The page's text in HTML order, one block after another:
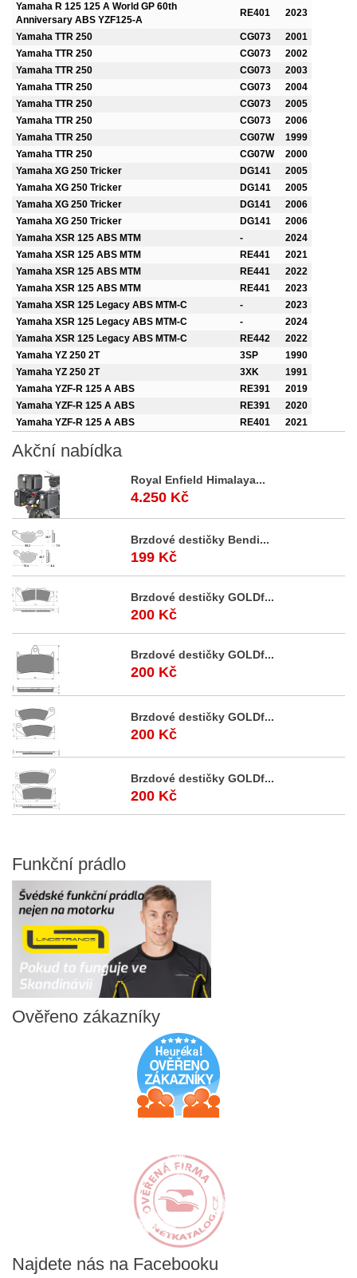
Yamaha R 125 125 A World GP 60th
Anniversary ABS YZF125-A
RE401 2023
Yamaha TTR 250 CG073
2001
Yamaha TTR 250
CG073
2002
Yamaha TTR 250
CG073
2003
Yamaha TTR 250
CG073
2004
Yamaha TTR 250
CG073
2005
Yamaha TTR 250
CG073
2006
Yamaha TTR 250
CG07W
1999
Yamaha TTR 250
CG07W
2000
Yamaha XG 250 Tricker
DG141
2005
Yamaha XG 250 Tricker
DG141
2005
Yamaha XG 250 Tricker
DG141
2006
Yamaha XG 250 Tricker
DG141
2006
Yamaha XSR 125 ABS MTM
-
2024
Yamaha XSR 125 ABS MTM
RE441
2021
Yamaha XSR 125 ABS MTM
RE441
2022
Yamaha XSR 125 ABS MTM
RE441
2023
Yamaha XSR 125 Legacy ABS MTM-C
-
2023
Yamaha XSR 125 Legacy ABS MTM-C
-
2024
Yamaha XSR 125 Legacy ABS MTM-C
RE442
2022
Yamaha YZ 250 2T
3SP
1990
Yamaha YZ 250 2T
3XK
1991
Yamaha YZF-R 125 A ABS
RE391
2019
Yamaha YZF-R 125 A ABS
RE391
2020
Yamaha YZF-R 125 A ABS
RE401 2021
Akční nabídka
Royal Enfield Himalaya...
4.250 Kč
Brzdové destičky Bendi...
199 Kč
Brzdové destičky GOLDf...
200 Kč
Brzdové destičky GOLDf...
200 Kč
Brzdové destičky GOLDf...
200 Kč
Brzdové destičky GOLDf...
200 Kč
Funkční prádlo
Ověřeno zákazníky
Najdete nás na Facebooku